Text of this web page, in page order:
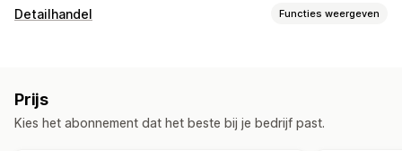
Barcodebeheer
SKU-beheer
Automatische generatie
Bulkgeneratie
Eigen templates
Detailhandel Functies weergeven
Voorraadbeheer
Prijs
Kies het abonnement dat het beste bij je bedrijf past.